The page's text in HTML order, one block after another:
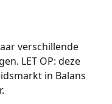
verschillende
LET OP: deze
in Balans